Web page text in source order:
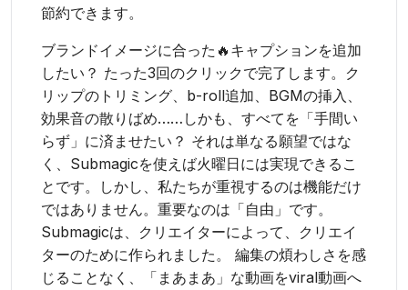
節約できます。
ブランドイメージに合った🔥キャプションを追加
したい？ たった3回のクリックで完了します。ク
リップのトリミング、b-roll追加、BGMの挿入、
効果音の散りばめ……しかも、すべてを「手間い
らず」に済ませたい？ それは単なる願望ではな
く、Submagicを使えば火曜日には実現できるこ
とです。しかし、私たちが重視するのは機能だけ
ではありません。重要なのは「自由」です。
Submagicは、クリエイターによって、クリエイ
ターのために作られました。 編集の煩わしさを感
じることなく、「まあまあ」な動画をviral動画へ